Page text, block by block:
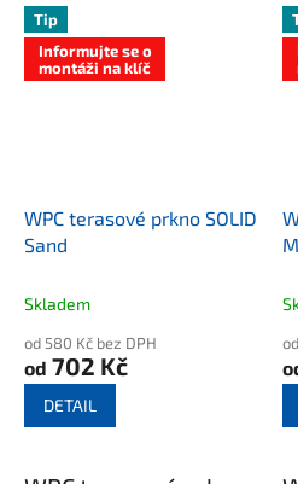
Tip
Informujte se o
montáži na klíč
WPC terasové prkno SOLID
Sand
Skladem
od 580 Kč bez DPH
od 702 Kč
DETAIL